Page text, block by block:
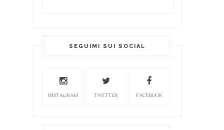
SEGUIMI SUI SOCIAL
INSTAGRAM TWITTER FACEBOOK